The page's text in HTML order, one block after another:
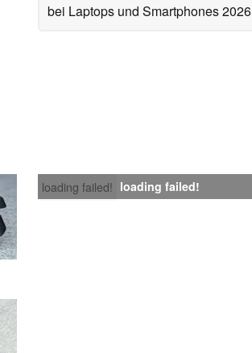
bei Laptops und Smartphones 2026
loading failed! loading failed!